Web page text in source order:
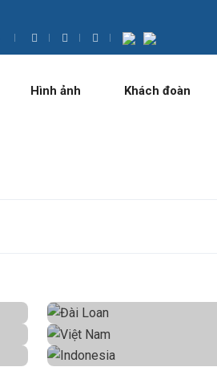
Hình ảnh Khách đoàn